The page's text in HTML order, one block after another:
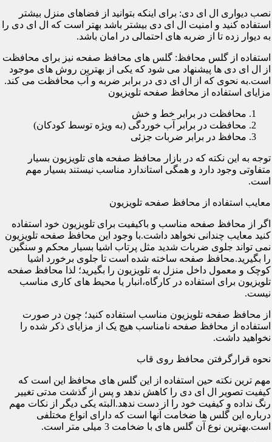
نصب دیواری ال ای دی: برای اینکه بتوانید از فضاهای منزل بیشتر
استفاده کنید و امنیت ال ای دی بیشتر باشد بهتر است که ال ای دی را
به دیوار زده تا از ضربه های احتمالی در امان باشد.
استفاده از گلس محافظ: گلس های محافظ صفحه نیز برای محافظت
از ال ای دی ها پیشنهاد می شود که یکی از بهترین روش های موجود
است.به نحوی که از ال ای دی در برابر ضربه و آب محافظت می کند.
مزایای استفاده از محافظ صفحه تلویزیون
محافظت در برابر خط و خش
محافظت در برابر آب خوردگی (به ویژه توسط کودکان)
محافظ در برابر ضربات جزئی
توجه به این نکته که در بازار محافظ صفحه های تلویزیون بسیار
متفاوتی وجود دارد و همگی استاندارد مناسب نیستند بسیار مهم
است.
معایب استفاده از محافظ صفحه تلویزیون
اگر از محافظ صفحه مناسب و باکیفیت برای تلویزیون خود استفاده
کنید معایب چندانی نخواهد داشت.با وجود این محافظ صفحه تلویزیون
نمی تواند جلوی ضربات شدید مثل پرتاب اشیا بسیار محکم و سنگین
را بگیرید.محافظ صفحه ساخته شده است تا جلوی برخورد اشیا
کوچک و معمول داخل منزل به تلویزیون را بگیرید؛ لذا محافظ صفحه
تلویزیون برای استفاده در کارگاه،انبار یا محیط های کاری مناسب
نیست.
از محافظ صفحه تلویزیون مناسب استفاده کنید؛ چون در صورت
استفاده از محافظ صفحه نامناسب هیچ یک از مزایای ذکر شده را
نخواهید داشت.
نحوه قرارگرفتن محافظ روی قاب
مهم ترین نکته حین استفاده از این گلس های محافظ این است که
کیفیت تصویر ال ای دی را کاهش ندهد و پس از گذشت مدتی تغییر
رنگ نداده و کیفیت خود را از دست ندهد.البته یکی دیگر از نکات مهم
درباره این گلس ها ضخامت آنها است که دارای انواع مختلفی
است.بهترین نوع آن گلس های با ضخامت 3 میلی متر است.